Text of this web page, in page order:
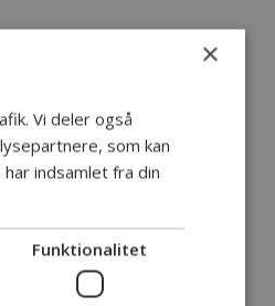
×
Vi deler også
som kan
indsamlet fra din
Funktionalitet